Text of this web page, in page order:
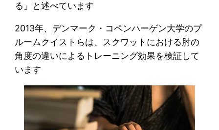
る」と述べています
2013年、デンマーク・コペンハーゲン大学のプ
ルームクイストらは、スクワットにおける肘の
角度の違いによるトレーニング効果を検証して
います